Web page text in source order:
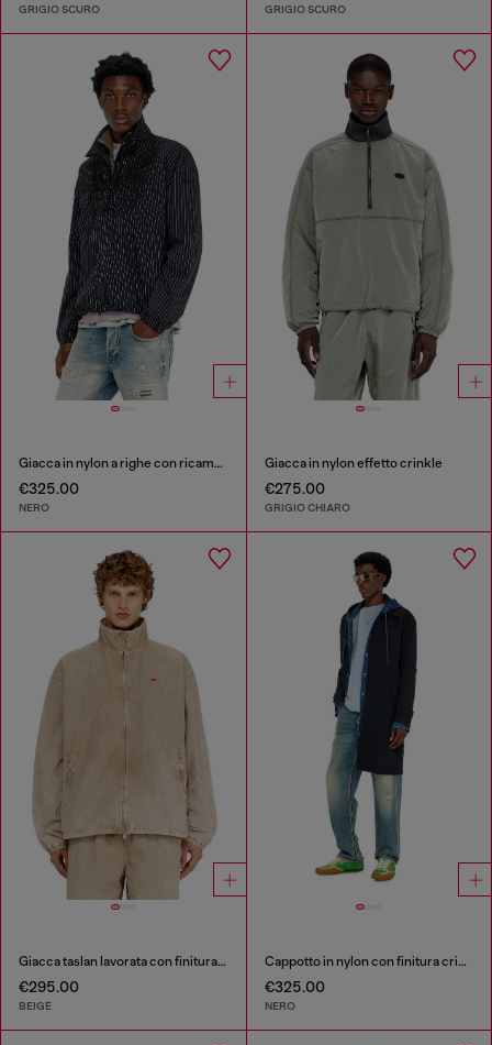
GRIGIO SCURO GRIGIO SCURO
Giacca in nylon a righe con ricamo fenice
€325.00
NERO
Giacca in nylon effetto crinkle
€275.00
GRIGIO CHIARO
Giacca taslan lavorata con finitura lavorata
€295.00
BEIGE
Cappotto in nylon con finitura crinkle lucida
€325.00
NERO